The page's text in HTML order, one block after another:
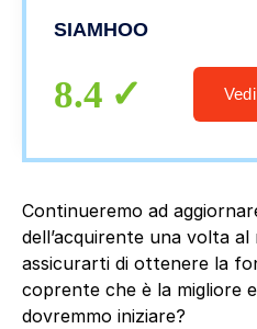
di fungo per un
SIAMHOO
8.4
Continueremo ad
dell’acquirente una volta
assicurarti di ottenere la
coprente che è la migliore e
dovremmo iniziare?